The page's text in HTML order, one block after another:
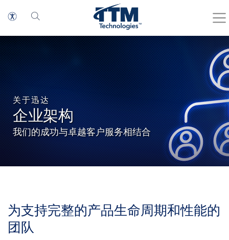
关于迅达
企业架构
我们的成功与卓越客户服务相结合
为支持完整的产品生命周期和性能的
团队